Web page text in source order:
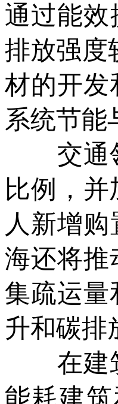
通过能效
排放强度
材的开发
系统节能
交通领
比例，
人新增
海还将推
集疏运量
升和碳排
在建筑
能耗建